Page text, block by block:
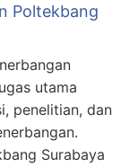
Poltekbang
utama
penelitian, dan
Surabaya